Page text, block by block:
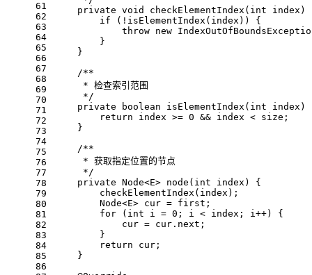
61
62
63
64
65
66
67
68
69
70
71
72
73
74
75
76
77
78
79
80
81
82
83
84
85
86
private void checkElementIndex ( int index)
if (!isElementIndex(index)) {
throw new
        }
    }
/**
     * 检查索引范围
     */
private
boolean isElementIndex ( int index)
return index >= 0 && index < size;
    }
/**
     * 获取指定位置的节点
     */
private Node<E> node ( int index)
{
        checkElementIndex(index);
        Node<E> cur = first;
for ( int i = 0 ; i < index; i++) {
            cur = cur.next;
        }
return cur;
    }